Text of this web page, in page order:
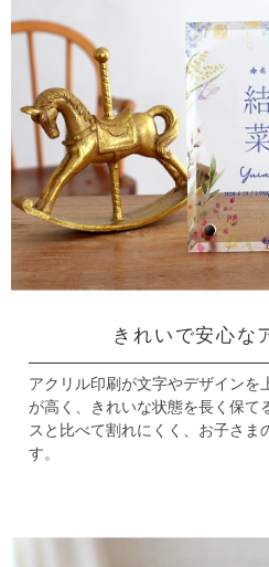
きれいで安心な
アクリル印刷が文字やデザインを
が高く、きれいな状態を長く保て
スと比べて割れにくく、お子さま
す。